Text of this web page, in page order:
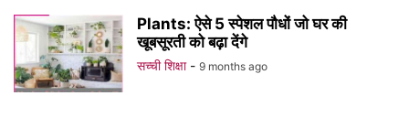
Plants: ऐसे 5 स्पेशल पौधों जो घर की
खूबसूरती को बढ़ा देंगे
सच्ची शिक्षा - 9 months ago